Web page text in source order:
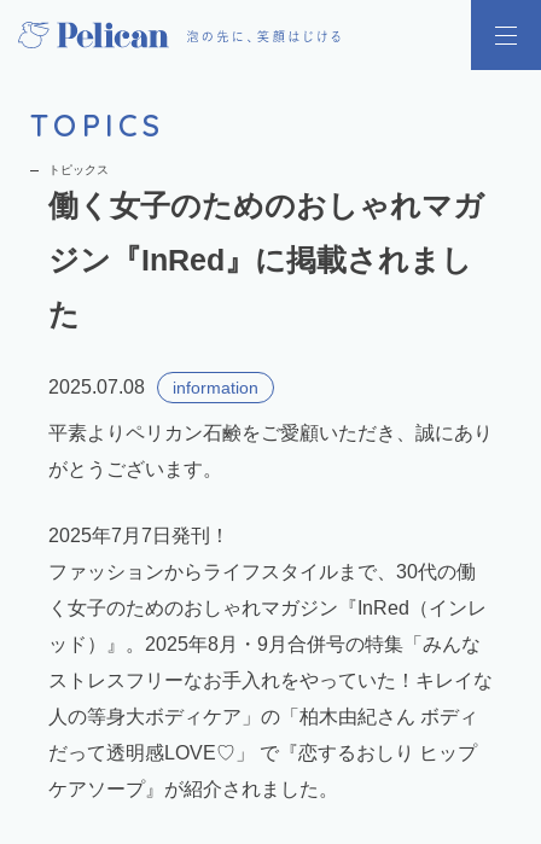
TOPICS
トピックス
働く女子のためのおしゃれマガ
ジン『InRed』に掲載されまし
た
2025.07.08 information
平素よりペリカン石鹸をご愛顧いただき、誠にあり
がとうございます。
2025年7月7日発刊！
ファッションからライフスタイルまで、30代の働
く女子のためのおしゃれマガジン『InRed（インレ
ッド）』。2025年8月・9月合併号の特集「みんな
ストレスフリーなお手入れをやっていた！キレイな
人の等身大ボディケア」の「柏木由紀さん ボディ
だって透明感LOVE♡」 で『恋するおしり ヒップ
ケアソープ』が紹介されました。